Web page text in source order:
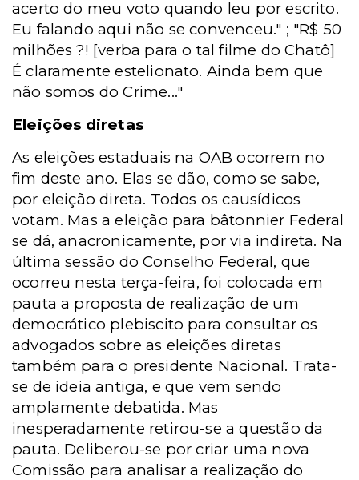
acerto do meu voto quando leu por escrito.
Eu falando aqui não se convenceu." ; "R$ 50
milhões ?! [verba para o tal filme do Chatô]
É claramente estelionato. Ainda bem que
não somos do Crime..."
Eleições diretas
As eleições estaduais na OAB ocorrem no
fim deste ano. Elas se dão, como se sabe,
por eleição direta. Todos os causídicos
votam. Mas a eleição para bâtonnier Federal
se dá, anacronicamente, por via indireta. Na
última sessão do Conselho Federal, que
ocorreu nesta terça-feira, foi colocada em
pauta a proposta de realização de um
democrático plebiscito para consultar os
advogados sobre as eleições diretas
também para o presidente Nacional. Trata-
se de ideia antiga, e que vem sendo
amplamente debatida. Mas
inesperadamente retirou-se a questão da
pauta. Deliberou-se por criar uma nova
Comissão para analisar a realização do